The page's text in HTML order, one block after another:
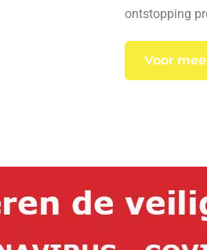
ontstopping
Voor